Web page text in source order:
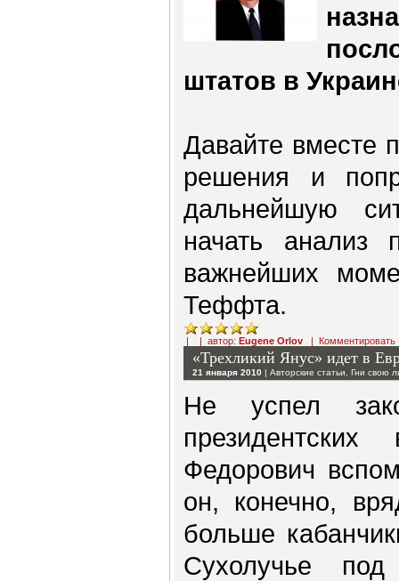
штатов в
Давайте вместе
решения и
дальнейшую
начать анализ
важнейших
Теффта.
| | автор: Eugene Orlov | Комментировать
«Трехликий Янус» идет в
21 января 2010 | Авторские статьи Гни свою
Не успел
Федорович
он, конечно,
больше
Сухолучье под